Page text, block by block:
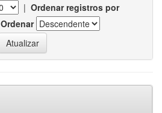
| Ordenar registros por
Ordenar